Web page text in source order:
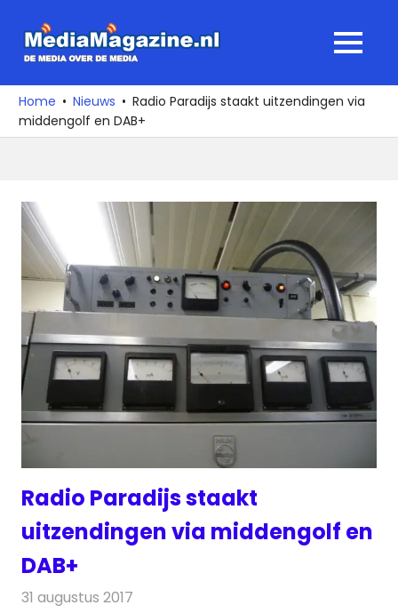
naar
media
over
de
MENU
Home Nieuws
Radio Paradijs staakt uitzendingen via
middengolf en DAB+
Radio Paradijs staakt
uitzendingen via middengolf en
DAB+
31 augustus 2017